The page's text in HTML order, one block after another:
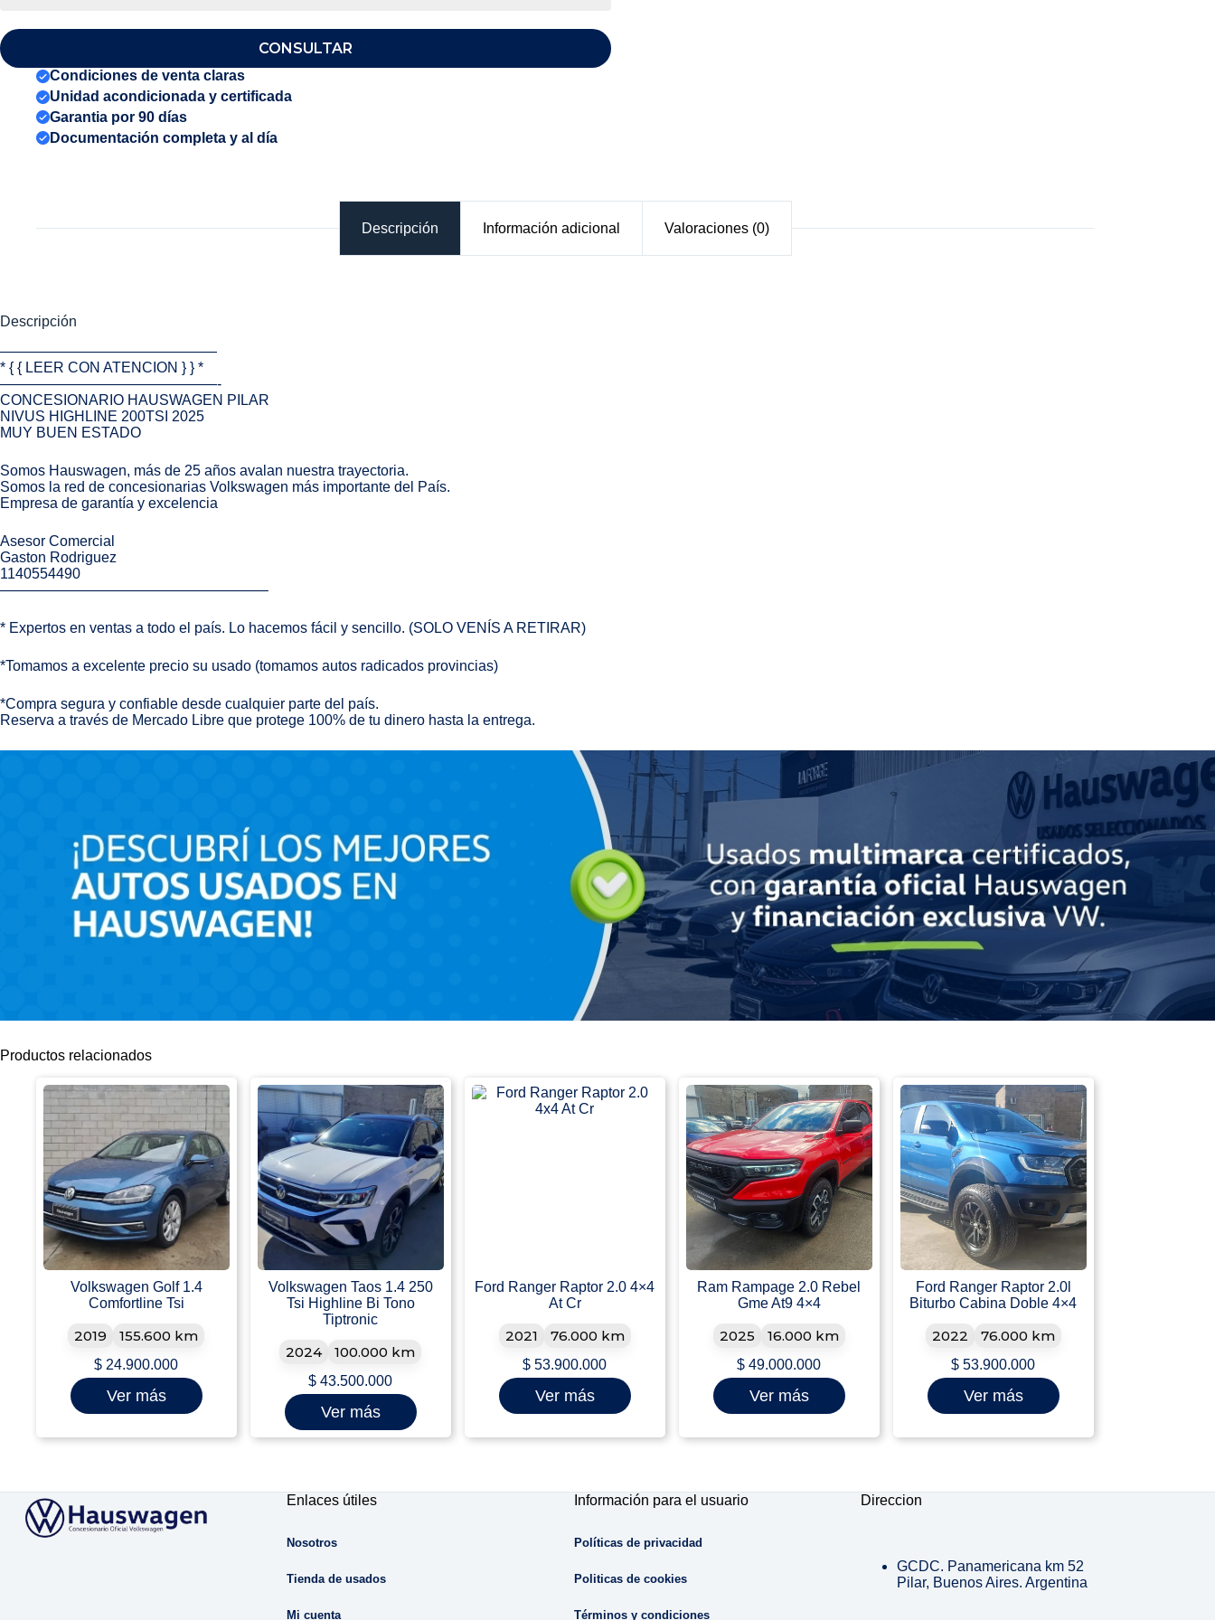
CONSULTAR
Condiciones de venta claras
Unidad acondicionada y certificada
Garantia por 90 días
Documentación completa y al día
Descripción Información adicional Valoraciones (0)
Descripción
———————————————
* { { LEER CON ATENCION } } *
———————————————-
CONCESIONARIO HAUSWAGEN PILAR
NIVUS HIGHLINE 200TSI 2025
MUY BUEN ESTADO
Somos Hauswagen, más de 25 años avalan nuestra trayectoria.
Somos la red de concesionarias Volkswagen más importante del País.
Empresa de garantía y excelencia
Asesor Comercial
Gaston Rodriguez
1140554490
——————————————————–
* Expertos en ventas a todo el país. Lo hacemos fácil y sencillo. (SOLO VENÍS A RETIRAR)
*Tomamos a excelente precio su usado (tomamos autos radicados provincias)
*Compra segura y confiable desde cualquier parte del país.
Reserva a través de Mercado Libre que protege 100% de tu dinero hasta la entrega.
Productos relacionados
Volkswagen Golf 1.4
Comfortline Tsi
2019 155.600 km
$ 24.900.000
Ver más
Volkswagen Taos 1.4 250
Tsi Highline Bi Tono
Tiptronic
2024 100.000 km
$ 43.500.000
Ver más
Ford Ranger Raptor 2.0 4×4
At Cr
2021 76.000 km
$ 53.900.000
Ver más
Ram Rampage 2.0 Rebel
Gme At9 4×4
2025 16.000 km
$ 49.000.000
Ver más
Ford Ranger Raptor 2.0l
Biturbo Cabina Doble 4×4
2022 76.000 km
$ 53.900.000
Ver más
Enlaces útiles
Nosotros
Tienda de usados
Mi cuenta
Información para el usuario
Políticas de privacidad
Politicas de cookies
Términos y condiciones
Direccion
GCDC. Panamericana km 52
Pilar, Buenos Aires. Argentina